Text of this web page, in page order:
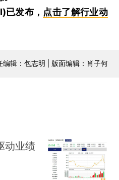
已发布， 点击了解行业动
编辑：包志明 | 版面编辑：肖子何
动业绩